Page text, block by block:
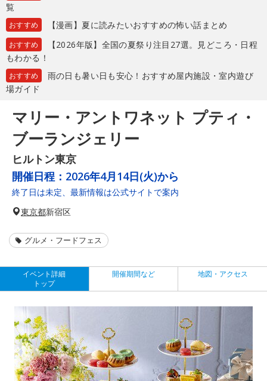
覧
おすすめ 【漫画】夏に読みたいおすすめの怖い話まとめ
おすすめ
【2026年版】全国の夏祭り注目27選。見どころ・日程
もわかる！
おすすめ
雨の日も暑い日も安心！おすすめ屋内施設・室内遊び
場ガイド
マリー・アントワネット プティ・
ブーランジェリー
ヒルトン東京
開催日程： 2026年4月14日(火)から
終了日は未定、最新情報は公式サイトで案内
東京都新宿区
グルメ・フードフェス
イベント詳細
トップ
開催期間など 地図・アクセス